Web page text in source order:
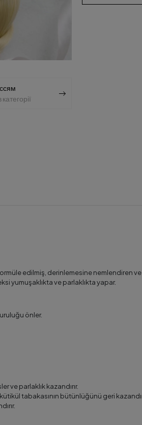
edilmiş, derinlemesine nemlendiren ve
yumuşaklıkta ve parlaklıkta yapar.
önler.
ve parlaklık kazandırır.
tabakasının bütünlüğünü geri